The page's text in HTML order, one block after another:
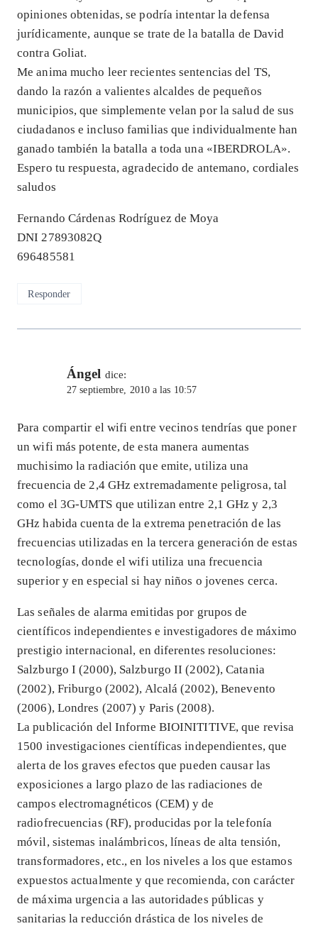
opiniones obtenidas, se podría intentar la defensa
jurídicamente, aunque se trate de la batalla de David
contra Goliat.
Me anima mucho leer recientes sentencias del TS,
dando la razón a valientes alcaldes de pequeños
municipios, que simplemente velan por la salud de sus
ciudadanos e incluso familias que individualmente han
ganado también la batalla a toda una «IBERDROLA».
Espero tu respuesta, agradecido de antemano, cordiales
saludos
Fernando Cárdenas Rodríguez de Moya
DNI 27893082Q
696485581
Responder
Ángel dice:
27 septiembre, 2010 a las 10:57
Para compartir el wifi entre vecinos tendrías que poner
un wifi más potente, de esta manera aumentas
muchisimo la radiación que emite, utiliza una
frecuencia de 2,4 GHz extremadamente peligrosa, tal
como el 3G-UMTS que utilizan entre 2,1 GHz y 2,3
GHz habida cuenta de la extrema penetración de las
frecuencias utilizadas en la tercera generación de estas
tecnologías, donde el wifi utiliza una frecuencia
superior y en especial si hay niños o jovenes cerca.
Las señales de alarma emitidas por grupos de
científicos independientes e investigadores de máximo
prestigio internacional, en diferentes resoluciones:
Salzburgo I (2000), Salzburgo II (2002), Catania
(2002), Friburgo (2002), Alcalá (2002), Benevento
(2006), Londres (2007) y Paris (2008).
La publicación del Informe BIOINITITIVE, que revisa
1500 investigaciones científicas independientes, que
alerta de los graves efectos que pueden causar las
exposiciones a largo plazo de las radiaciones de
campos electromagnéticos (CEM) y de
radiofrecuencias (RF), producidas por la telefonía
móvil, sistemas inalámbricos, líneas de alta tensión,
transformadores, etc., en los niveles a los que estamos
expuestos actualmente y que recomienda, con carácter
de máxima urgencia a las autoridades públicas y
sanitarias la reducción drástica de los niveles de